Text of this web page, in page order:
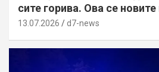
сите горива. Ова се новите
13.07.2026 d7-news